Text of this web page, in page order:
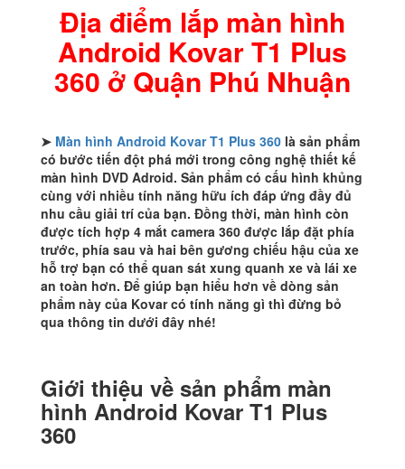
Nhuận
Địa điểm lắp màn hình
Android Kovar T1 Plus
360 ở Quận Phú Nhuận
➤ Màn hình Android Kovar T1 Plus 360 là sản phẩm
có bước tiến đột phá mới trong công nghệ thiết kế
màn hình DVD Adroid. Sản phẩm có cấu hình khủng
cùng với nhiều tính năng hữu ích đáp ứng đầy đủ
nhu cầu giải trí của bạn. Đồng thời, màn hình còn
được tích hợp 4 mắt camera 360 được lắp đặt phía
trước, phía sau và hai bên gương chiếu hậu của xe
hỗ trợ bạn có thể quan sát xung quanh xe và lái xe
an toàn hơn. Để giúp bạn hiểu hơn về dòng sản
phẩm này của Kovar có tính năng gì thì đừng bỏ
qua thông tin dưới đây nhé!
Giới thiệu về sản phẩm màn
hình Android Kovar T1 Plus
360